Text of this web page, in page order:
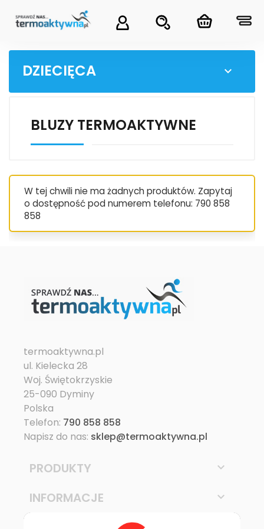
DZIECIĘCA 
BLUZY TERMOAKTYWNE
W tej chwili nie ma żadnych produktów. Zapytaj
o dostępność pod numerem telefonu: 790 858
858
termoaktywna.pl
ul. Kielecka 28
Woj. Świętokrzyskie
25-090 Dyminy
Polska
Telefon: 790 858 858
Napisz do nas: sklep@termoaktywna.pl
PRODUKTY 
INFORMACJE 